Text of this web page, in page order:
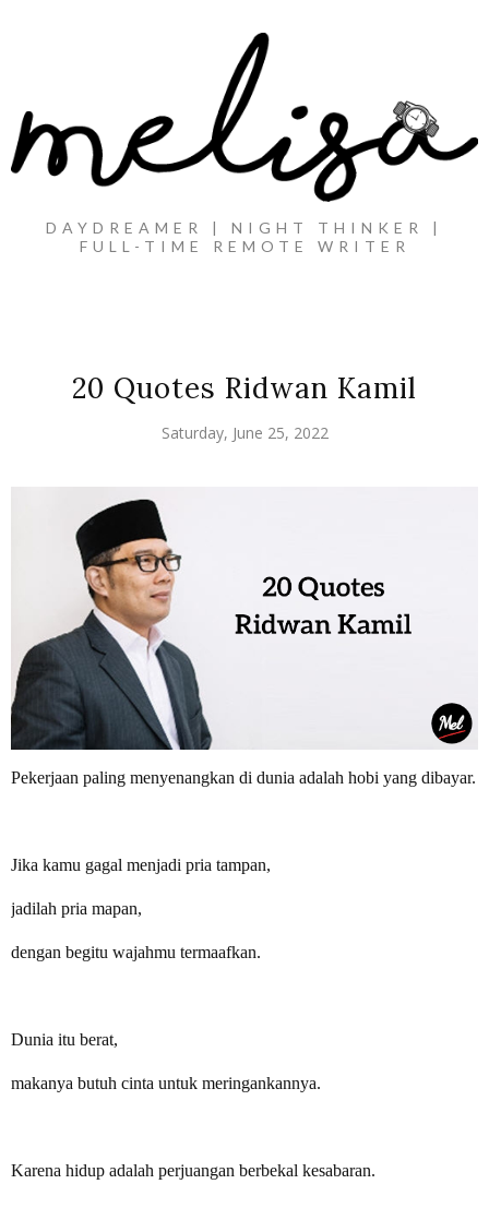
DAYDREAMER | NIGHT THINKER |
FULL-TIME REMOTE WRITER
20 Quotes Ridwan Kamil
Saturday, June 25, 2022
Pekerjaan paling menyenangkan di dunia adalah hobi yang dibayar.
Jika kamu gagal menjadi pria tampan,
jadilah pria mapan,
dengan begitu wajahmu termaafkan.
Dunia itu berat,
makanya butuh cinta untuk meringankannya.
Karena hidup adalah perjuangan berbekal kesabaran.